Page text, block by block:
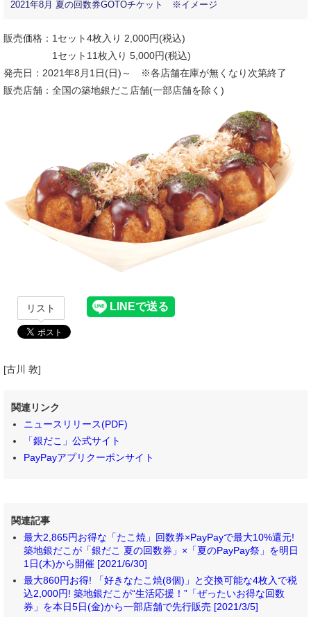
2021年8月 夏の回数券GOTOチケット ※イメージ
販売価格：1セット4枚入り 2,000円(税込)
1セット11枚入り 5,000円(税込)
発売日：2021年8月1日(日)～ ※各店舗在庫が無くなり次第終了
販売店舗：全国の築地銀だこ店舗(一部店舗を除く)
リスト
[古川 敦]
関連リンク
ニュースリリース(PDF)
「銀だこ」公式サイト
PayPayアプリクーポンサイト
関連記事
最大2,865円お得な「たこ焼」回数券×PayPayで最大10%還元!
築地銀だこが「銀だこ 夏の回数券」×「夏のPayPay祭」を明日
1日(木)から開催 [2021/6/30]
最大860円お得! 「好きなたこ焼(8個)」と交換可能な4枚入で税
込2,000円! 築地銀だこが“生活応援！”「ぜったいお得な回数
券」を本日5日(金)から一部店舗で先行販売 [2021/3/5]